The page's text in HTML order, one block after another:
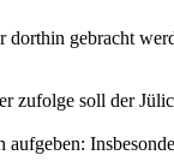
gebracht
soll der